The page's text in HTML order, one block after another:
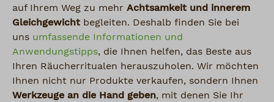
auf Ihrem Weg zu mehr Achtsamkeit und innerem
Gleichgewicht begleiten. Deshalb finden Sie bei
uns umfassende Informationen und
Anwendungstipps, die Ihnen helfen, das Beste aus
Ihren Räucherritualen herauszuholen. Wir möchten
Ihnen nicht nur Produkte verkaufen, sondern Ihnen
Werkzeuge an die Hand geben, mit denen Sie Ihr